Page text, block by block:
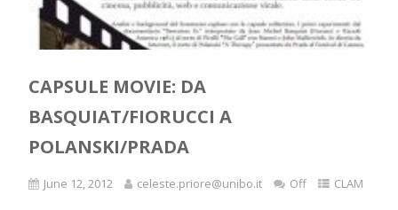
CAPSULE MOVIE: DA
BASQUIAT/FIORUCCI A
POLANSKI/PRADA
June 12, 2012 celeste.priore@unibo.it Off CLAM